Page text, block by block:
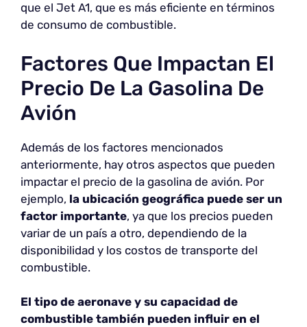
que el Jet A1, que es más eficiente en términos
de consumo de combustible.
Factores Que Impactan El
Precio De La Gasolina De
Avión
Además de los factores mencionados
anteriormente, hay otros aspectos que pueden
impactar el precio de la gasolina de avión. Por
ejemplo, la ubicación geográfica puede ser un
factor importante, ya que los precios pueden
variar de un país a otro, dependiendo de la
disponibilidad y los costos de transporte del
combustible.
El tipo de aeronave y su capacidad de
combustible también pueden influir en el